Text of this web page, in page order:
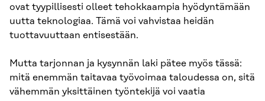
ovat tyypillisesti olleet tehokkaampia hyödyntämään
uutta teknologiaa. Tämä voi vahvistaa heidän
tuottavuuttaan entisestään.
Mutta tarjonnan ja kysynnän laki pätee myös tässä:
mitä enemmän taitavaa työvoimaa taloudessa on, sitä
vähemmän yksittäinen työntekijä voi vaatia